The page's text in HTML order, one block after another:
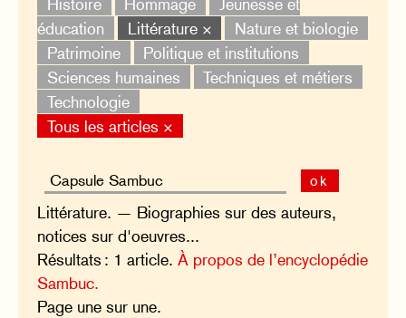
éducation
Littérature ×
Nature et biologie
Patrimoine
Politique et institutions
Sciences humaines
Techniques et métiers
Technologie
Tous les articles ×
ok
Littérature. — Biographies sur des auteurs,
notices sur d'oeuvres...
Résultats : 1 article.À propos de l’encyclopédie
Sambuc.
Page une sur une.